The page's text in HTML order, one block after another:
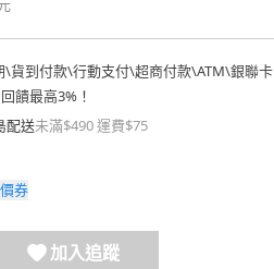
\貨到付款\行動支付\超商付款\ATM\銀聯卡
饋最高3%！
配送未滿$490 運費$75
券
加入追蹤